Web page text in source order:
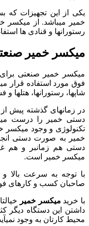
یکی از این تجهیزات که
رستوران‏ها و قنادی ها
میکسر خمیر
میکسر خمیر صنعتی
فوق مورد استفاده قرار
شاپ‎ها، رستوران‎ها، هتل‎ها و فست فود ها میباشد.
دستی خمیر را درست
تکنولوژی و وجود میکسر
خمیر به صورت دستی
دستی هم زمانبر و هم
میکسر خمیر است.
با توجه به سرعت بالا
صاحبان کسب و کارهای
با خرید میکسر خمیر
داشتن این دستگاه دیگر
محیط کارتان به وجود نمی‎آید.